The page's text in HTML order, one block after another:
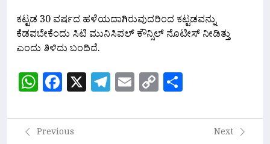
ಕಟ್ಟಡ 30 ವರ್ಷದ ಹಳೆಯದಾಗಿರುವುದರಿಂದ ಕಟ್ಟಡವನ್ನು
ಕೆಡವಬೇಕೆಂದು ಸಿಟಿ ಮುನಿಸಿಪಲ್‌ ಕೌನ್ಸಿಲ್‌ ನೊಟೀಸ್‌ ನೀಡಿತ್ತು
ಎಂದು ತಿಳಿದು ಬಂದಿದೆ.
WhatsApp
Facebook
X Telegram
Email
Copy
Link
Previous
Next